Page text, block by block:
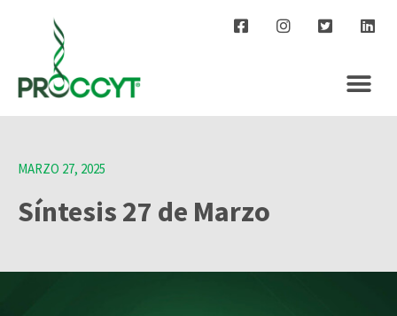
MARZO 27, 2025
Síntesis 27 de Marzo